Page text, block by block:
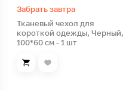
Забрать завтра
Тканевый чехол для
короткой одежды, Черный,
100*60 см - 1 шт